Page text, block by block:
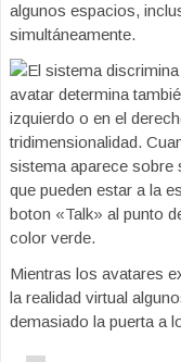
algunos espacios,
simultáneamente.
El sistema
avatar determina
izquierdo o en el
tridimensionalidad.
sistema aparece sobre
que pueden estar a la
boton «Talk» al punto
color verde.
Mientras los avatares
la realidad virtual
demasiado la puerta a